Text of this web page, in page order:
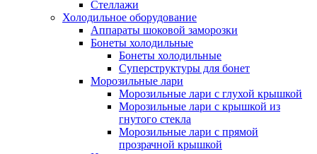
Стеллажи
Холодильное оборудование
Аппараты шоковой заморозки
Бонеты холодильные
Бонеты холодильные
Суперструктуры для бонет
Морозильные лари
Морозильные лари с глухой крышкой
Морозильные лари с крышкой из
гнутого стекла
Морозильные лари с прямой
прозрачной крышкой